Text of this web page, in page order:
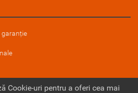
garanție
Cookie-uri pentru a oferi cea mai